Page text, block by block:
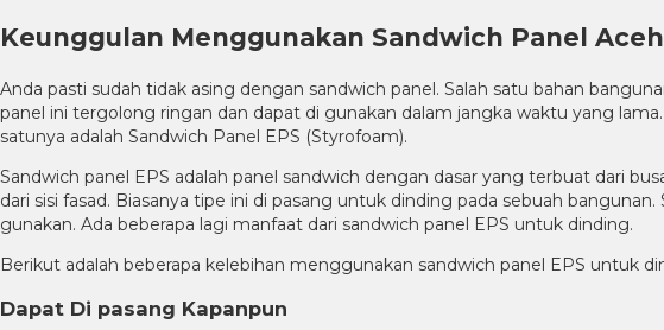
Keunggulan Menggunakan Sandwich Panel
Anda pasti sudah tidak asing dengan sandwich panel. Salah satu bahan
panel ini tergolong ringan dan dapat di gunakan dalam jangka waktu yang
satunya adalah Sandwich Panel EPS (Styrofoam).
Sandwich panel EPS adalah panel sandwich dengan dasar yang terbuat dari
dari sisi fasad. Biasanya tipe ini di pasang untuk dinding pada sebuah
gunakan. Ada beberapa lagi manfaat dari sandwich panel EPS untuk dinding.
Berikut adalah beberapa kelebihan menggunakan sandwich panel EPS untuk
Dapat Di pasang Kapanpun